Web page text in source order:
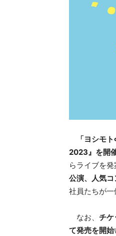
「ヨシモト
2023』を開
らライブを
公演、人気コ
社員たちが一
なお、 チケ
て発売を開始